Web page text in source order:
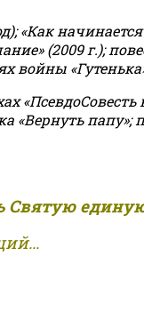
начинается
(2009 г.);
«Вернуть папу»;
Святую